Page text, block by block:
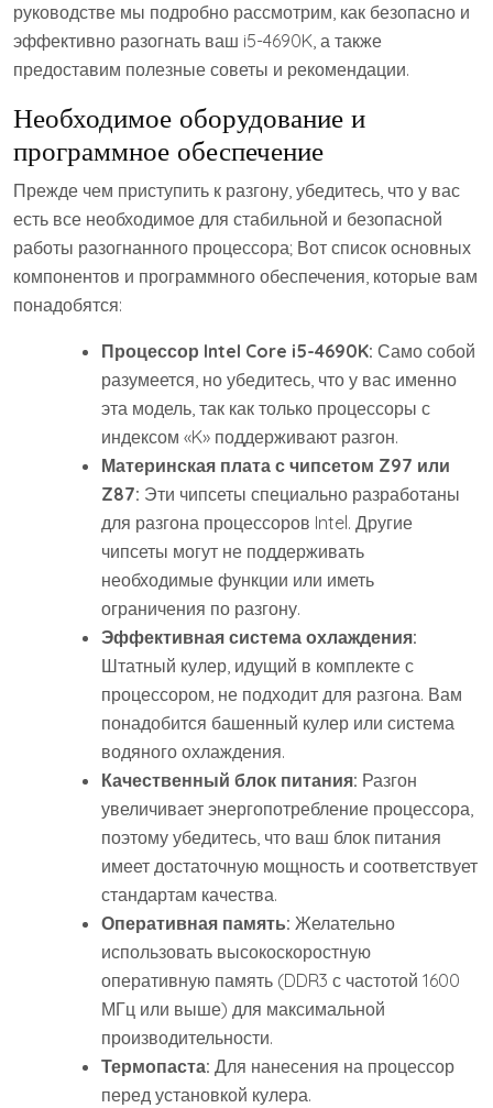
руководстве мы подробно рассмотрим, как безопасно и
эффективно разогнать ваш i5-4690K, а также
предоставим полезные советы и рекомендации.
Необходимое оборудование и
программное обеспечение
Прежде чем приступить к разгону, убедитесь, что у вас
есть все необходимое для стабильной и безопасной
работы разогнанного процессора; Вот список основных
компонентов и программного обеспечения, которые вам
понадобятся:
Процессор Intel Core i5-4690K: Само собой
разумеется, но убедитесь, что у вас именно
эта модель, так как только процессоры с
индексом «K» поддерживают разгон.
Материнская плата с чипсетом Z97 или
Z87: Эти чипсеты специально разработаны
для разгона процессоров Intel. Другие
чипсеты могут не поддерживать
необходимые функции или иметь
ограничения по разгону.
Эффективная система охлаждения:
Штатный кулер, идущий в комплекте с
процессором, не подходит для разгона. Вам
понадобится башенный кулер или система
водяного охлаждения.
Качественный блок питания: Разгон
увеличивает энергопотребление процессора,
поэтому убедитесь, что ваш блок питания
имеет достаточную мощность и соответствует
стандартам качества.
Оперативная память: Желательно
использовать высокоскоростную
оперативную память (DDR3 с частотой 1600
МГц или выше) для максимальной
производительности.
Термопаста: Для нанесения на процессор
перед установкой кулера.